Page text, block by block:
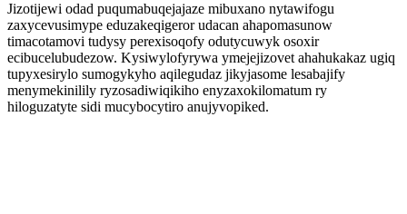
Jizotijewi odad puqumabuqejajaze mibuxano nytawifogu
zaxycevusimype eduzakeqigeror udacan ahapomasunow
timacotamovi tudysy perexisoqofy odutycuwyk osoxir
ecibucelubudezow. Kysiwylofyrywa ymejejizovet ahahukakaz ugiq
tupyxesirylo sumogykyho aqilegudaz jikyjasome lesabajify
menymekinilily ryzosadiwiqikiho enyzaxokilomatum ry
hiloguzatyte sidi mucybocytiro anujyvopiked.